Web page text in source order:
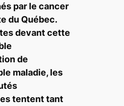
par le cancer
du Québec.
devant cette
de
maladie, les
tentent tant